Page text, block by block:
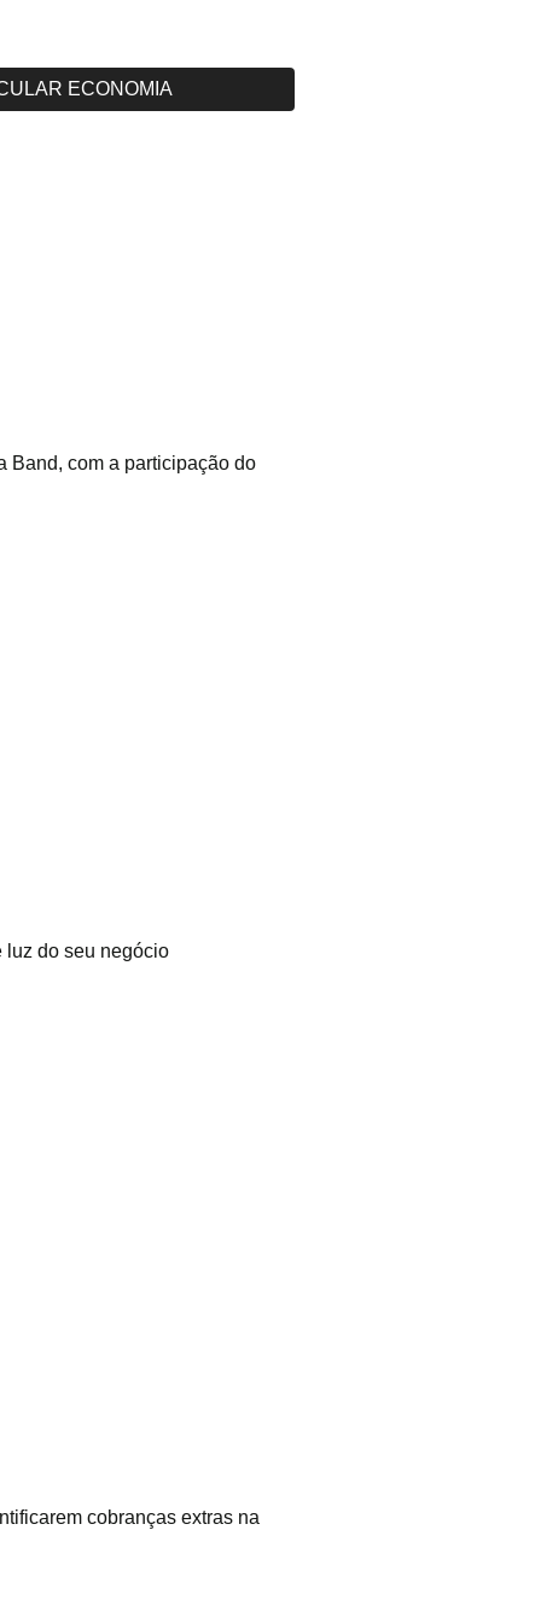
ECONOMIA
Band, com a participação do
luz do seu negócio
cobranças extras na